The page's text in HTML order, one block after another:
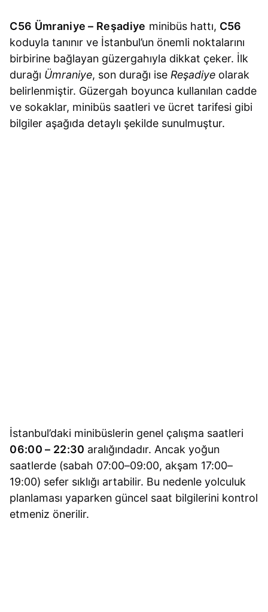
C56 Ümraniye – Reşadiye minibüs hattı, C56
koduyla tanınır ve İstanbul’un önemli noktalarını
birbirine bağlayan güzergahıyla dikkat çeker. İlk
durağı Ümraniye, son durağı ise Reşadiye olarak
belirlenmiştir. Güzergah boyunca kullanılan cadde
ve sokaklar, minibüs saatleri ve ücret tarifesi gibi
bilgiler aşağıda detaylı şekilde sunulmuştur.
İstanbul’daki minibüslerin genel çalışma saatleri
06:00 – 22:30 aralığındadır. Ancak yoğun
saatlerde (sabah 07:00–09:00, akşam 17:00–
19:00) sefer sıklığı artabilir. Bu nedenle yolculuk
planlaması yaparken güncel saat bilgilerini kontrol
etmeniz önerilir.